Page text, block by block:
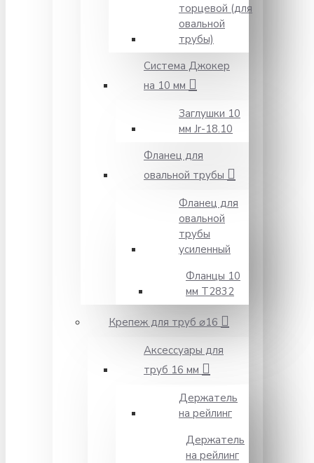
торцевой (для
овальной
трубы)
Система Джокер
на 10 мм
Заглушки 10
мм Jr-18.10
Фланец для
овальной трубы
Фланец для
овальной
трубы
усиленный
Фланцы 10
мм Т2832
Крепеж для труб ⌀16
Аксессуары для
труб 16 мм
Держатель
на рейлинг
Держатель
на рейлинг